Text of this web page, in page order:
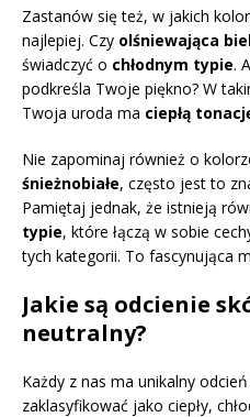
Zastanów się też, w jakich
najlepiej. Czy olśniewająca
świadczyć o chłodnym typie.
podkreśla Twoje piękno? W
Twoja uroda ma ciepłą
Nie zapominaj również o
śnieżnobiałe, często jest to
Pamiętaj jednak, że istnieją
typie, które łączą w sobie
tych kategorii. To fascynująca
Jakie są odcienie
neutralny?
Każdy z nas ma unikalny
zaklasyfikować jako ciepły,